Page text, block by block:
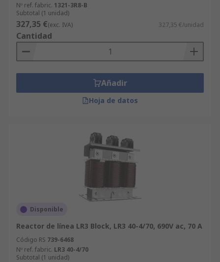
Nº ref. fabric. 1321-3R8-B
Subtotal (1 unidad)
327,35 €(exc. IVA) 327,35 €/unidad
Cantidad
Añadir
Hoja de datos
Disponible
Reactor de línea LR3 Block, LR3 40-4/70, 690V ac, 70 A
Código RS 739-6468
Nº ref. fabric. LR3 40-4/70
Subtotal (1 unidad)